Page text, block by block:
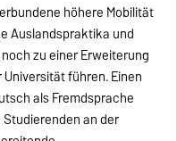
höhere Mobilität
Auslandspraktika und
zu einer Erweiterung
führen. Einen
als Fremdsprache
an der